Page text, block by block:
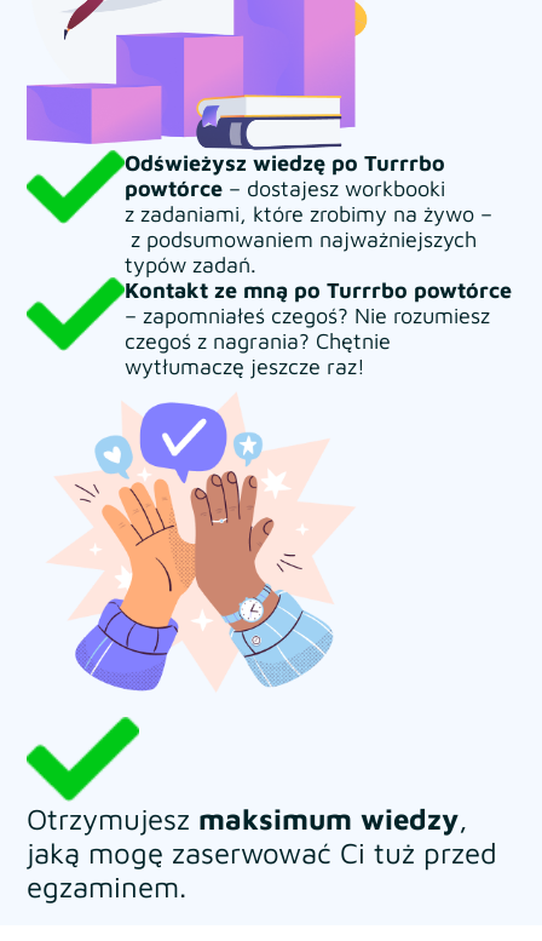
Odświeżysz wiedzę po Turrrbo
powtórce – dostajesz workbooki
z zadaniami, które zrobimy na żywo –
z podsumowaniem najważniejszych
typów zadań.
Kontakt ze mną po Turrrbo powtórce
– zapomniałeś czegoś? Nie rozumiesz
czegoś z nagrania? Chętnie
wytłumaczę jeszcze raz!
Otrzymujesz maksimum wiedzy,
jaką mogę zaserwować Ci tuż przed
egzaminem.